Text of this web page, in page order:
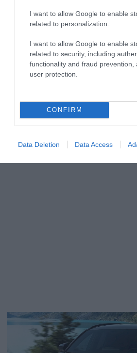
I want to allow Google to enable
related to personalization.
I want to allow Google to enable
related to security, including
functionality and fraud prevention,
user protection.
CONFIRM
Data Deletion Data Access
használt autót
Februárban a DataHouse adatai szerint
meg a tavaly februárban regisztrált 9